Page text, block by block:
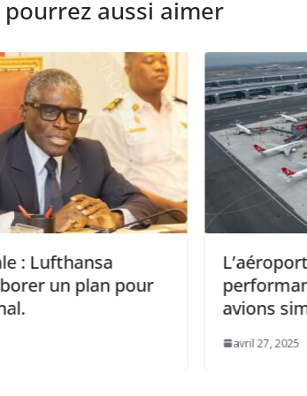
pourrez aussi aimer
L’aéroport d’Istanbul réussit la
performance de faire décoller trois
avions simultanément.